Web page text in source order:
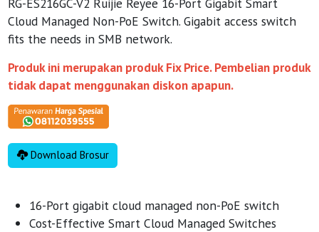
Cloud Managed Non-PoE Switch. Gigabit access switch
fits the needs in SMB network.
Produk ini merupakan produk Fix Price. Pembelian produk
tidak dapat menggunakan diskon apapun.
Download Brosur
16-Port gigabit cloud managed non-PoE switch
Cost-Effective Smart Cloud Managed Switches